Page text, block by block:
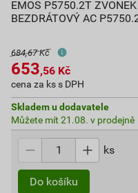
EMOS P5750.2T ZVONEK
BEZDRÁTOVÝ AC
684,67 Kč
653,56 Kč
cena za ks s DPH
Skladem u dodavatele
Můžete mít 21.08. v prodejně
ks
Do košíku